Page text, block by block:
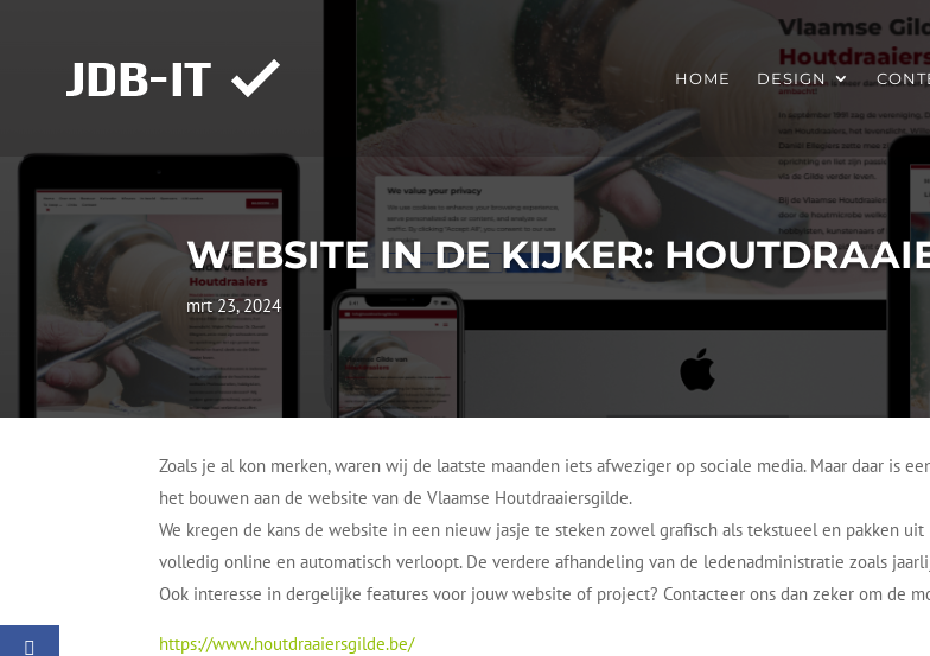
HOME DESIGN
WEBSITE IN DE KIJKER:
mrt 23, 2024
Zoals je al kon merken, waren wij de laatste maanden iets afweziger op sociale media. Maar daar is
het bouwen aan de website van de Vlaamse Houtdraaiersgilde.
We kregen de kans de website in een nieuw jasje te steken zowel grafisch als tekstueel en pakken
volledig online en automatisch verloopt. De verdere afhandeling van de ledenadministratie zoals
Ook interesse in dergelijke features voor jouw website of project? Contacteer ons dan zeker om de
https://www.houtdraaiersgilde.be/